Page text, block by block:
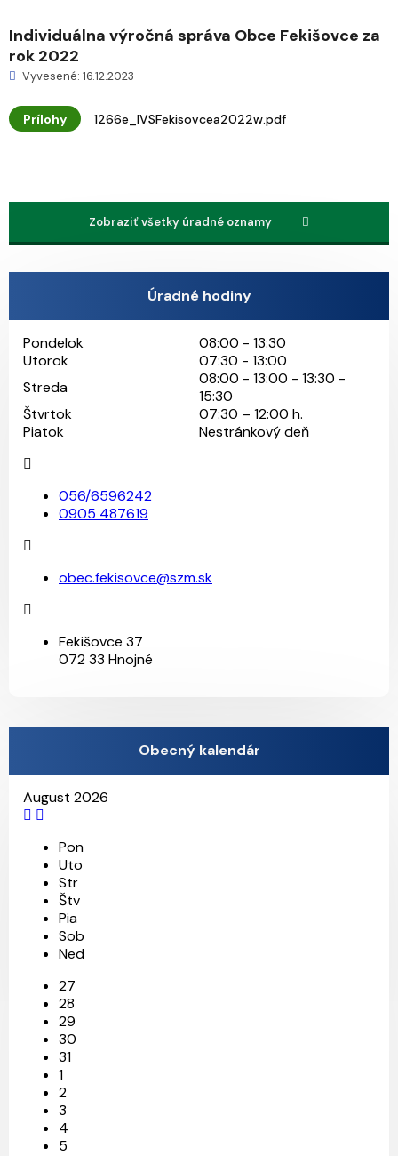
Individuálna výročná správa Obce Fekišovce za
rok 2022
Vyvesené: 16.12.2023
Prílohy 1266e_IVSFekisovcea2022w.pdf
Zobraziť všetky úradné oznamy
Úradné hodiny
Pondelok
08:00 - 13:30
Utorok
07:30 - 13:00
Streda
08:00 - 13:00 - 13:30 -
15:30
Štvrtok
07:30 – 12:00 h.
Piatok
Nestránkový deň
056/6596242
0905 487619
obec.fekisovce@szm.sk
Fekišovce 37
072 33 Hnojné
Obecný kalendár
August 2026
Pon
Uto
Str
Štv
Pia
Sob
Ned
27
28
29
30
31
1
2
3
4
5